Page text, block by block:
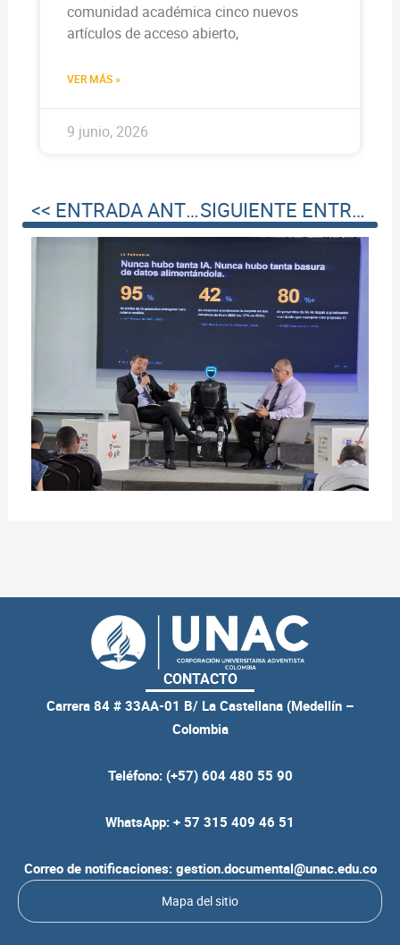
comunidad académica cinco nuevos
artículos de acceso abierto,
VER MÁS »
9 junio, 2026
<< ENTRADA ANTERIOR SIGUIENTE ENTRADA >>
CONTACTO
Carrera 84 # 33AA-01 B/ La Castellana (Medellín –
Colombia
Teléfono: (+57) 604 480 55 90
WhatsApp: + 57 315 409 46 51
Correo de notificaciones: gestion.documental@unac.edu.co
Mapa del sitio